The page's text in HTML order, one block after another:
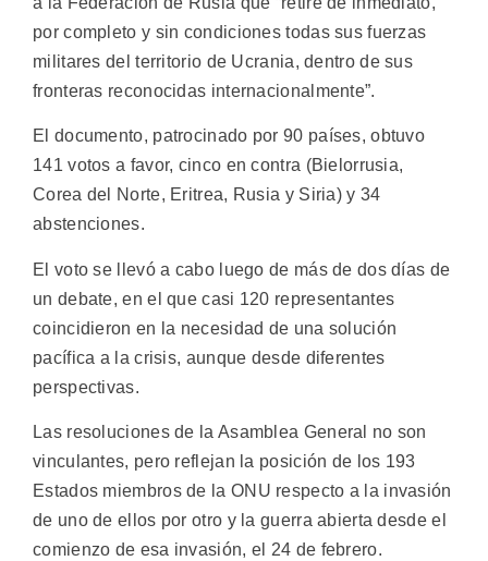
por completo y sin condiciones todas sus fuerzas
militares del territorio de Ucrania, dentro de sus
fronteras reconocidas internacionalmente”.
El documento, patrocinado por 90 países, obtuvo
141 votos a favor, cinco en contra (Bielorrusia,
Corea del Norte, Eritrea, Rusia y Siria) y 34
abstenciones.
El voto se llevó a cabo luego de más de dos días de
un debate, en el que casi 120 representantes
coincidieron en la necesidad de una solución
pacífica a la crisis, aunque desde diferentes
perspectivas.
Las resoluciones de la Asamblea General no son
vinculantes, pero reflejan la posición de los 193
Estados miembros de la ONU respecto a la invasión
de uno de ellos por otro y la guerra abierta desde el
comienzo de esa invasión, el 24 de febrero.